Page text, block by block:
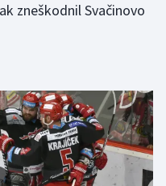
zneškodnil Svačinovo